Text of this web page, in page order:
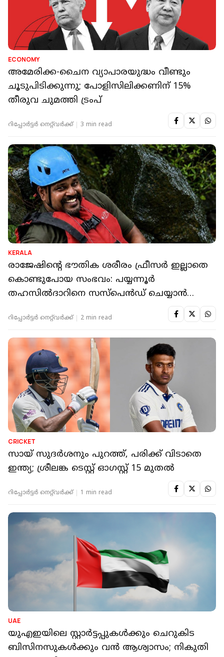
ECONOMY
അമേരിക്ക-ചൈന വ്യാപാരയുദ്ധം വീണ്ടും
ചൂടുപിടിക്കുന്നു; പോളിസിലിക്കണിന് 15%
തീരുവ ചുമത്തി ട്രംപ്
റിപ്പോർട്ടർ നെറ്റ്‌വര്‍ക്ക്‌ 3 min read
KERALA
രാജേഷിന്റെ ഭൗതിക ശരീരം ഫ്രീസർ ഇല്ലാതെ
കൊണ്ടുപോയ സംഭവം: പയ്യന്നൂർ
തഹസിൽദാറിനെ സസ്പെൻഡ് ചെയ്യാൻ
റിപ്പോർട്ടർ നെറ്റ്‌വര്‍ക്ക്‌ 2 min read
CRICKET
സായ് സുദര്‍ശനും പുറത്ത്, പരിക്ക് വിടാതെ
ഇന്ത്യ; ശ്രീലങ്ക ടെസ്റ്റ് ഓഗസ്റ്റ് 15 മുതല്‍
റിപ്പോർട്ടർ നെറ്റ്‌വര്‍ക്ക്‌ 1 min read
UAE
യുഎഇയിലെ സ്റ്റാർട്ടപ്പുകൾക്കും ചെറുകിട
ബിസിനസുകൾക്കും വൻ ആശ്വാസം; നികുതി